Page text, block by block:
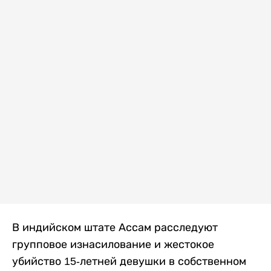
В индийском штате Ассам расследуют
групповое изнасилование и жестокое
убийство 15-летней девушки в собственном